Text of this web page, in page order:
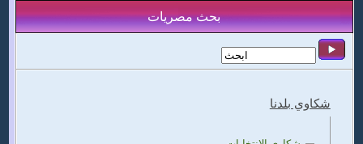
بحث مصريات
شكاوي بلدنا